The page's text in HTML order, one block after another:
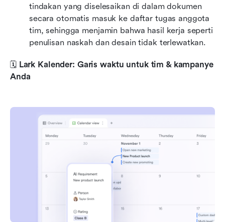
tindakan yang diselesaikan di dalam dokumen
secara otomatis masuk ke daftar tugas anggota
tim, sehingga menjamin bahwa hasil kerja seperti
penulisan naskah dan desain tidak terlewatkan.
🗓️ Lark Kalender: Garis waktu untuk tim & kampanye
Anda